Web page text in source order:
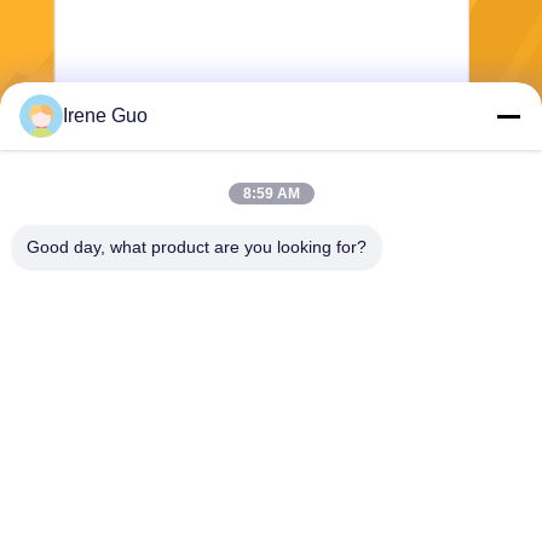
Στείλε
Irene Guo
8:59 AM
Good day, what product are you looking for?